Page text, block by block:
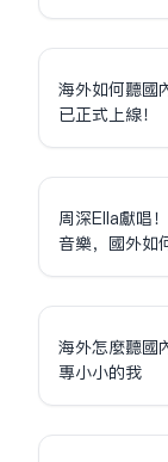
海外如何聽國
已正式上線！
周深Ella獻唱
音樂，國外如
海外怎麼聽國
專小小的我